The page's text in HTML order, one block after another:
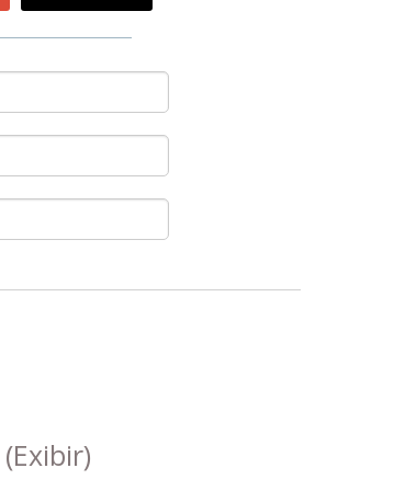
(Exibir)